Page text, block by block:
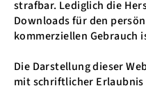
strafbar. Lediglich die
Downloads für den
kommerziellen Gebrauch
Die Darstellung dieser
mit schriftlicher Erlaubnis